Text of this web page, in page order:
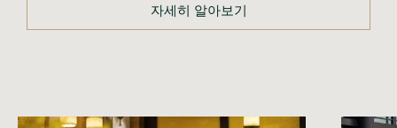
자세히 알아보기